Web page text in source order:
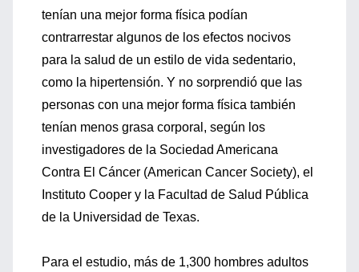
tenían una mejor forma física podían
contrarrestar algunos de los efectos nocivos
para la salud de un estilo de vida sedentario,
como la hipertensión. Y no sorprendió que las
personas con una mejor forma física también
tenían menos grasa corporal, según los
investigadores de la Sociedad Americana
Contra El Cáncer (American Cancer Society), el
Instituto Cooper y la Facultad de Salud Pública
de la Universidad de Texas.
Para el estudio, más de 1,300 hombres adultos